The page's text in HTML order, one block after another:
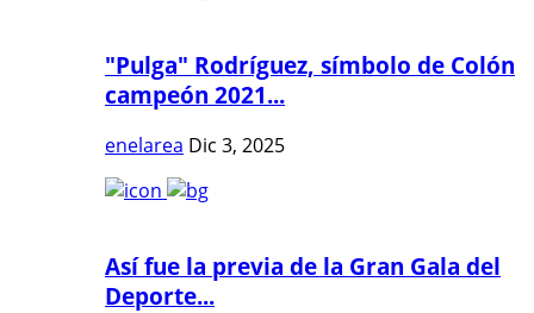
"Pulga" Rodríguez, símbolo de Colón
campeón 2021...
enelarea Dic 3, 2025
Así fue la previa de la Gran Gala del
Deporte...